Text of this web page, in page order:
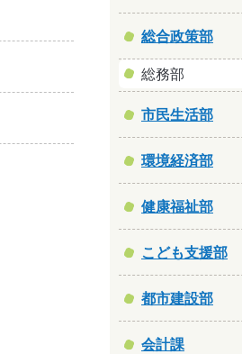
総合政策部
総務部
市民生活部
環境経済部
健康福祉部
こども支援部
都市建設部
会計課